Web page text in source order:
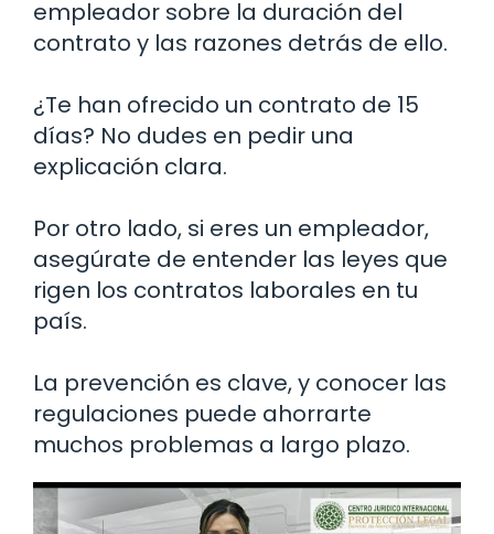
empleador sobre la duración del
contrato y las razones detrás de ello.
¿Te han ofrecido un contrato de 15
días? No dudes en pedir una
explicación clara.
Por otro lado, si eres un empleador,
asegúrate de entender las leyes que
rigen los contratos laborales en tu
país.
La prevención es clave, y conocer las
regulaciones puede ahorrarte
muchos problemas a largo plazo.